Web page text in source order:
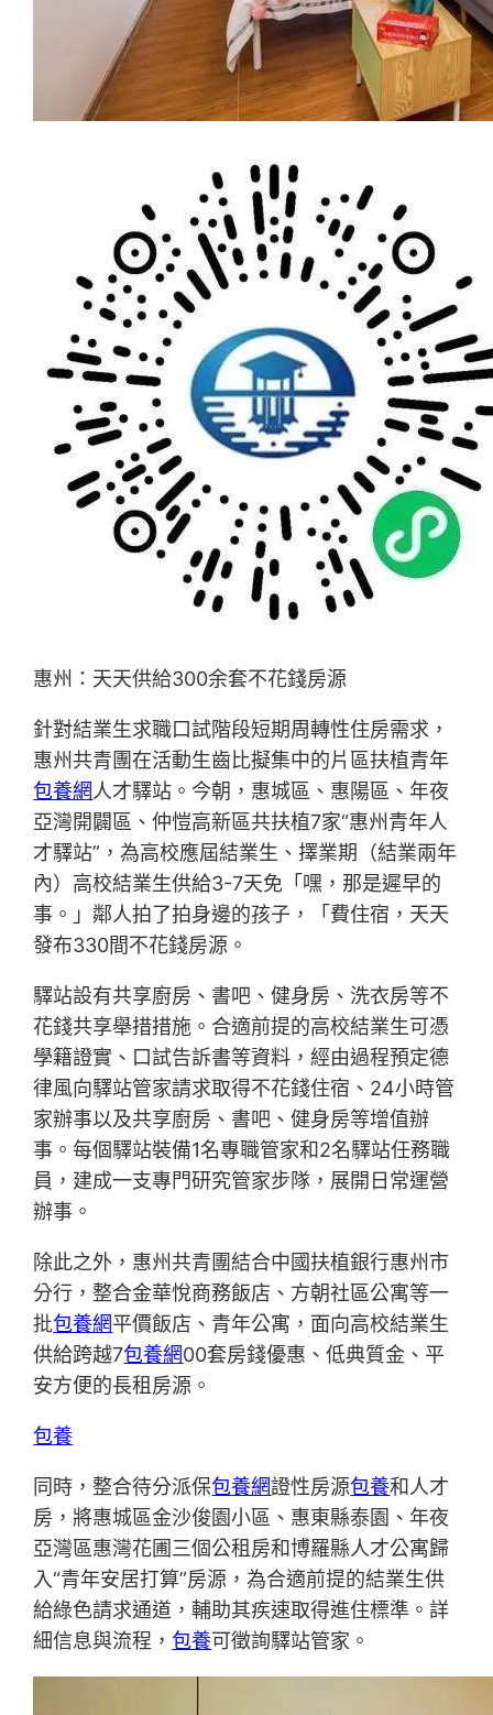
惠州：天天供給300余套不花錢房源
針對結業生求職口試階段短期周轉性住房需求，
惠州共青團在活動生齒比擬集中的片區扶植青年
包養網人才驛站。今朝，惠城區、惠陽區、年夜
亞灣開闢區、仲愷高新區共扶植7家“惠州青年人
才驛站”，為高校應屆結業生、擇業期（結業兩年
內）高校結業生供給3-7天免「嘿，那是遲早的
事。」鄰人拍了拍身邊的孩子，「費住宿，天天
發布330間不花錢房源。
驛站設有共享廚房、書吧、健身房、洗衣房等不
花錢共享舉措措施。合適前提的高校結業生可憑
學籍證實、口試告訴書等資料，經由過程預定德
律風向驛站管家請求取得不花錢住宿、24小時管
家辦事以及共享廚房、書吧、健身房等增值辦
事。每個驛站裝備1名專職管家和2名驛站任務職
員，建成一支專門研究管家步隊，展開日常運營
辦事。
除此之外，惠州共青團結合中國扶植銀行惠州市
分行，整合金華悅商務飯店、方朝社區公寓等一
批包養網平價飯店、青年公寓，面向高校結業生
供給跨越7包養網00套房錢優惠、低典質金、平
安方便的長租房源。
包養
同時，整合待分派保包養網證性房源包養和人才
房，將惠城區金沙俊園小區、惠東縣泰園、年夜
亞灣區惠灣花圃三個公租房和博羅縣人才公寓歸
入“青年安居打算”房源，為合適前提的結業生供
給綠色請求通道，輔助其疾速取得進住標準。詳
細信息與流程，包養可徵詢驛站管家。